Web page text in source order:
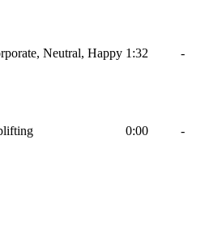
Neutral, Happy 1:32 -
0:00 -